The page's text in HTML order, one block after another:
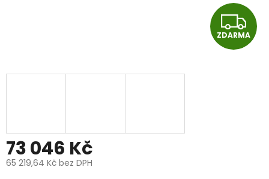
Z
D
ZDARMA
73 046 Kč
65 219,64 Kč bez DPH